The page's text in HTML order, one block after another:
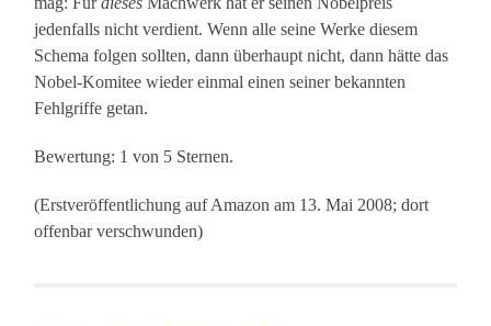
jedenfalls nicht verdient. Wenn alle seine Werke diesem
Schema folgen sollten, dann überhaupt nicht, dann hätte das
Nobel-Komitee wieder einmal einen seiner bekannten
Fehlgriffe getan.
Bewertung: 1 von 5 Sternen.
(Erstveröffentlichung auf Amazon am 13. Mai 2008; dort
offenbar verschwunden)